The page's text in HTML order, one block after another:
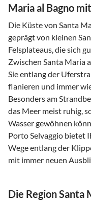
Maria al Bagno
Die Küste von Santa
geprägt von kleinen
Felsplateaus, die sich
Zwischen Santa Maria
Sie entlang der
flanieren und immer
Besonders am
das Meer meist ruhig,
Wasser gewöhnen
Porto Selvaggio bietet
Wege entlang der
mit immer neuen
Die Region Santa